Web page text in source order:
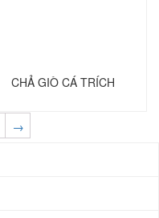
CHẢ GIÒ CÁ TRÍCH
→